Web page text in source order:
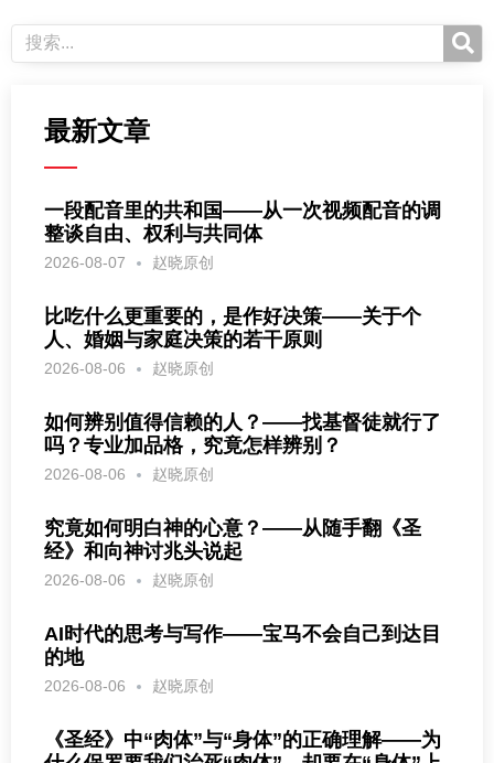
最新文章
一段配音里的共和国——从一次视频配音的调
整谈自由、权利与共同体
2026-08-07 赵晓原创
比吃什么更重要的，是作好决策——关于个
人、婚姻与家庭决策的若干原则
2026-08-06 赵晓原创
如何辨别值得信赖的人？——找基督徒就行了
吗？专业加品格，究竟怎样辨别？
2026-08-06 赵晓原创
究竟如何明白神的心意？——从随手翻《圣
经》和向神讨兆头说起
2026-08-06 赵晓原创
AI时代的思考与写作——宝马不会自己到达目
的地
2026-08-06 赵晓原创
《圣经》中“肉体”与“身体”的正确理解——为